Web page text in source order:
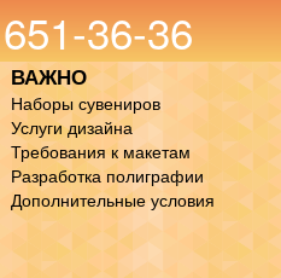
36-36
ВАЖНО
Наборы сувениров
Услуги дизайна
Требования к макетам
Разработка полиграфии
Дополнительные условия